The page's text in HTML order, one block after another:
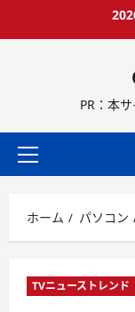
ス
ッ
PR：本
メ
メ
ニ
ー
ホーム パソコン
TVニューストレンド